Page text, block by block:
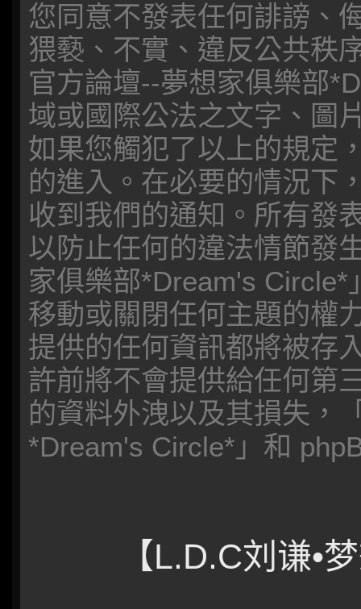
您同意不發表任何誹謗、
猥褻、不實、違反公共秩
官方論壇--夢想家俱樂部
域或國際公法之文字、圖
如果您觸犯了以上的規定
的進入。在必要的情況下
收到我們的通知。所有發
以防止任何的違法情節發
家俱樂部*Dream's
移動或關閉任何主題的權
提供的任何資訊都將被存
許前將不會提供給任何第
的資料外洩以及其損失，
*Dream's Circle*」和
【L.D.C刘谦•